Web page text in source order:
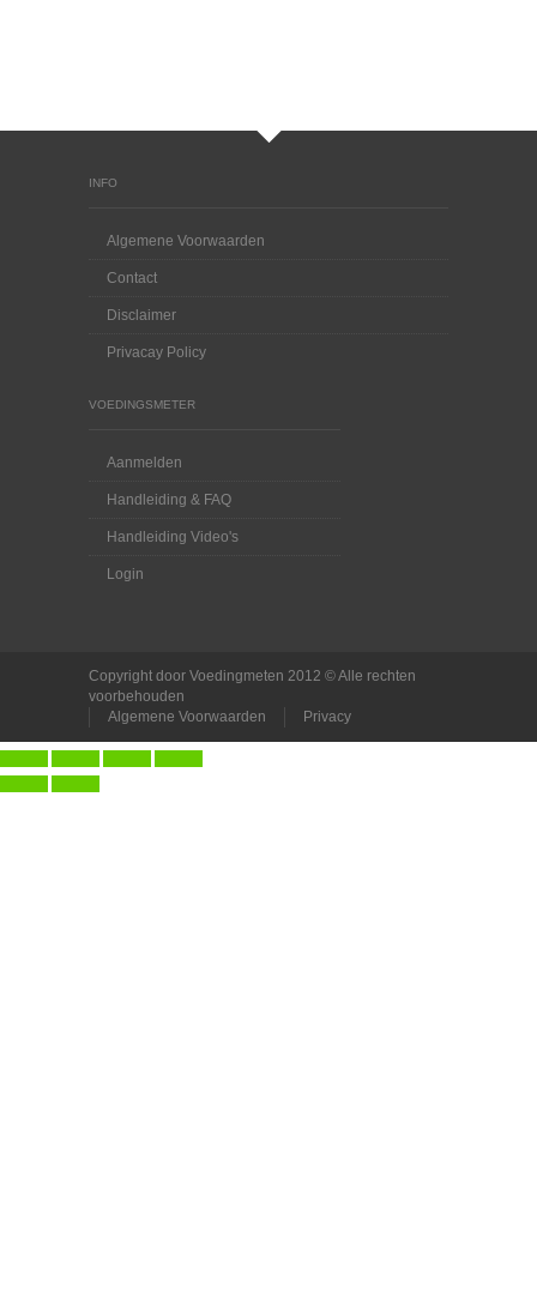
INFO
Algemene Voorwaarden
Contact
Disclaimer
Privacay Policy
VOEDINGSMETER
Aanmelden
Handleiding & FAQ
Handleiding Video's
Login
Copyright door Voedingmeten 2012 © Alle rechten
voorbehouden
Algemene Voorwaarden
Privacy